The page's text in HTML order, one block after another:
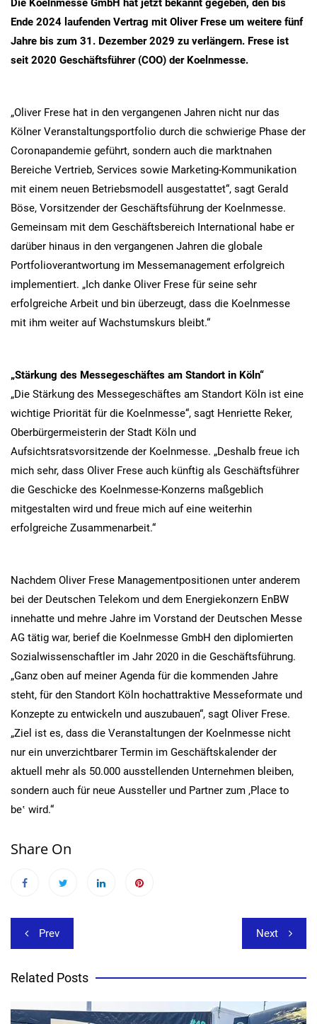
Die Koelnmesse GmbH hat jetzt bekannt gegeben, den bis
Ende 2024 laufenden Vertrag mit Oliver Frese um weitere fünf
Jahre bis zum 31. Dezember 2029 zu verlängern. Frese ist
seit 2020 Geschäftsführer (COO) der Koelnmesse.
„Oliver Frese hat in den vergangenen Jahren nicht nur das
Kölner Veranstaltungsportfolio durch die schwierige Phase der
Coronapandemie geführt, sondern auch die marktnahen
Bereiche Vertrieb, Services sowie Marketing-Kommunikation
mit einem neuen Betriebsmodell ausgestattet“, sagt Gerald
Böse, Vorsitzender der Geschäftsführung der Koelnmesse.
Gemeinsam mit dem Geschäftsbereich International habe er
darüber hinaus in den vergangenen Jahren die globale
Portfolioverantwortung im Messemanagement erfolgreich
implementiert. „Ich danke Oliver Frese für seine sehr
erfolgreiche Arbeit und bin überzeugt, dass die Koelnmesse
mit ihm weiter auf Wachstumskurs bleibt.“
„Stärkung des Messegeschäftes am Standort in Köln“
„Die Stärkung des Messegeschäftes am Standort Köln ist eine
wichtige Priorität für die Koelnmesse“, sagt Henriette Reker,
Oberbürgermeisterin der Stadt Köln und
Aufsichtsratsvorsitzende der Koelnmesse. „Deshalb freue ich
mich sehr, dass Oliver Frese auch künftig als Geschäftsführer
die Geschicke des Koelnmesse-Konzerns maßgeblich
mitgestalten wird und freue mich auf eine weiterhin
erfolgreiche Zusammenarbeit.“
Nachdem Oliver Frese Managementpositionen unter anderem
bei der Deutschen Telekom und dem Energiekonzern EnBW
innehatte und mehre Jahre im Vorstand der Deutschen Messe
AG tätig war, berief die Koelnmesse GmbH den diplomierten
Sozialwissenschaftler im Jahr 2020 in die Geschäftsführung.
„Ganz oben auf meiner Agenda für die kommenden Jahre
steht, für den Standort Köln hochattraktive Messeformate und
Konzepte zu entwickeln und auszubauen“, sagt Oliver Frese.
„Ziel ist es, dass die Veranstaltungen der Koelnmesse nicht
nur ein unverzichtbarer Termin im Geschäftskalender der
aktuell mehr als 50.000 ausstellenden Unternehmen bleiben,
sondern auch für neue Aussteller und Partner zum ‚Place to
be‛ wird.“
Share On
Beitragsnavigation
Prev Next
Related Posts